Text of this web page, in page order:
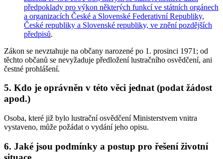
předpoklady pro výkon některých funkcí ve státních orgánech
a organizacích České a Slovenské Federativní Republiky,
České republiky a Slovenské republiky, ve znění pozdějších
předpisů.
Zákon se nevztahuje na občany narozené po 1. prosinci 1971; od
těchto občanů se nevyžaduje předložení lustračního osvědčení, ani
čestné prohlášení.
5. Kdo je oprávněn v této věci jednat (podat žádost
apod.)
Osoba, které již bylo lustrační osvědčení Ministerstvem vnitra
vystaveno, může požádat o vydání jeho opisu.
6. Jaké jsou podmínky a postup pro řešení životní